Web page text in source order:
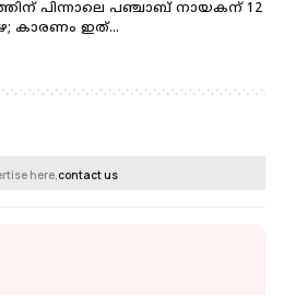
പിന്നാലെ പഞ്ചാബ് നായകന് 12
കാരണം ഇത്...
here,contact us